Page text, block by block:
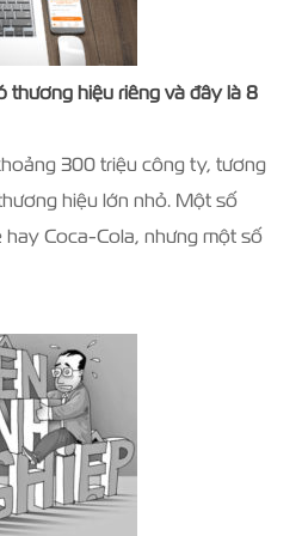
thương hiệu riêng và đây là 8
300 triệu công ty, tương
hiệu lớn nhỏ. Một số
Coca-Cola, nhưng một số